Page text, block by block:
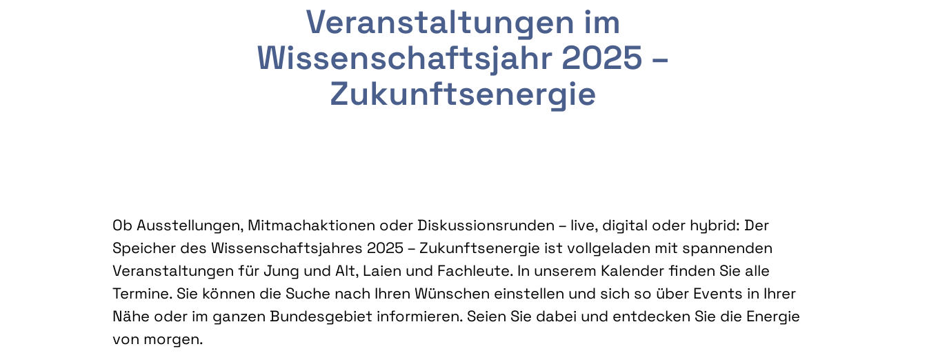
Veranstaltungen im
Wissenschaftsjahr 2025 –
Zukunftsenergie
Ob Ausstellungen, Mitmachaktionen oder Diskussionsrunden – live, digital oder hybrid: Der
Speicher des Wissenschaftsjahres 2025 – Zukunftsenergie ist vollgeladen mit spannenden
Veranstaltungen für Jung und Alt, Laien und Fachleute. In unserem Kalender finden Sie alle
Termine. Sie können die Suche nach Ihren Wünschen einstellen und sich so über Events in Ihrer
Nähe oder im ganzen Bundesgebiet informieren. Seien Sie dabei und entdecken Sie die Energie
von morgen.